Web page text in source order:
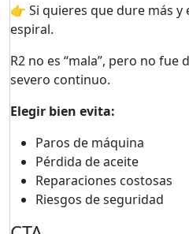
👉 Si quieres que dure más
espiral.
R2 no es “mala”, pero no fue
severo continuo.
Elegir bien evita:
Paros de máquina
Pérdida de aceite
Reparaciones costosas
Riesgos de seguridad